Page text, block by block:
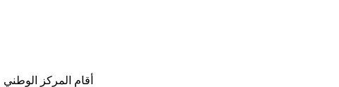
أقام المركز الوطني